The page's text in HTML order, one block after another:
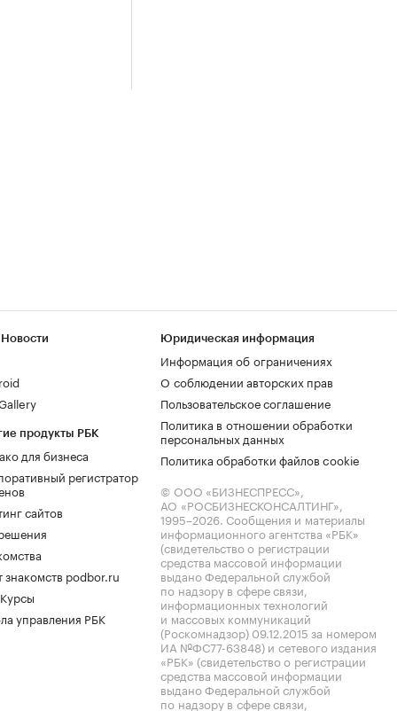
продукты РБК
для бизнеса
регистратор
сайтов
знакомств podbor.ru
управления РБК
Юридическая информация
Информация об ограничениях
О соблюдении авторских прав
Пользовательское соглашение
Политика в отношении обработки
персональных данных
Политика обработки файлов cookie
© ООО «БИЗНЕСПРЕСС»,
АО «РОСБИЗНЕСКОНСАЛТИНГ»,
1995–2026. Сообщения и материалы
информационного агентства «РБК»
(свидетельство о регистрации
средства массовой информации
выдано Федеральной службой
по надзору в сфере связи,
информационных технологий
и массовых коммуникаций
(Роскомнадзор) 09.12.2015 за номером
ИА №ФС77-63848) и сетевого издания
«РБК» (свидетельство о регистрации
средства массовой информации
выдано Федеральной службой
по надзору в сфере связи,